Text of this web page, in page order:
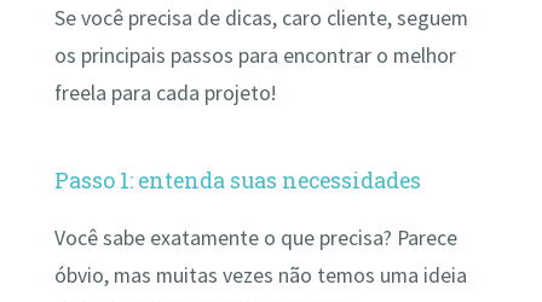
Se você precisa de dicas, caro cliente, seguem
os principais passos para encontrar o melhor
freela para cada projeto!
Passo 1: entenda suas necessidades
Você sabe exatamente o que precisa? Parece
óbvio, mas muitas vezes não temos uma ideia